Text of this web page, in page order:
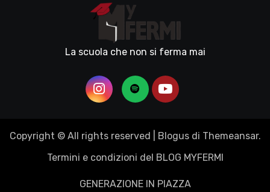
La scuola che non si ferma mai
Copyright © All rights reserved Blogusdi Themeansar.
Termini e condizioni del BLOG MYFERMI
GENERAZIONE IN PIAZZA